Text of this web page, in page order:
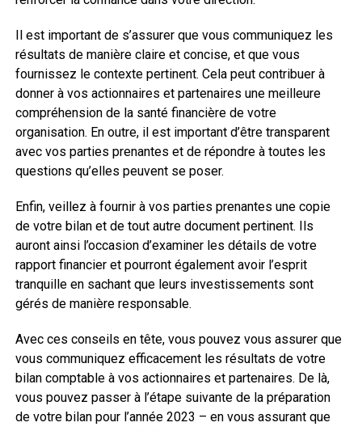
Il est important de s’assurer que vous communiquez les
résultats de manière claire et concise, et que vous
fournissez le contexte pertinent. Cela peut contribuer à
donner à vos actionnaires et partenaires une meilleure
compréhension de la santé financière de votre
organisation. En outre, il est important d’être transparent
avec vos parties prenantes et de répondre à toutes les
questions qu’elles peuvent se poser.
Enfin, veillez à fournir à vos parties prenantes une copie
de votre bilan et de tout autre document pertinent. Ils
auront ainsi l’occasion d’examiner les détails de votre
rapport financier et pourront également avoir l’esprit
tranquille en sachant que leurs investissements sont
gérés de manière responsable.
Avec ces conseils en tête, vous pouvez vous assurer que
vous communiquez efficacement les résultats de votre
bilan comptable à vos actionnaires et partenaires. De là,
vous pouvez passer à l’étape suivante de la préparation
de votre bilan pour l’année 2023 – en vous assurant que